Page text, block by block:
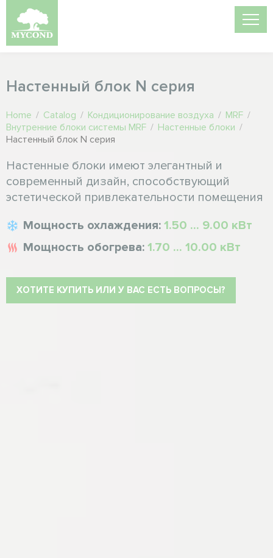
Настенный блок N серия
Home / Catalog / Кондиционирование воздуха / MRF /
Внутренние блоки системы MRF / Настенные блоки /
Настенный блок N серия
Настенные блоки имеют элегантный и
современный дизайн, способствующий
эстетической привлекательности помещения
Мощность охлаждения: 1.50 ... 9.00 кВт
Мощность обогрева: 1.70 ... 10.00 кВт
ХОТИТЕ КУПИТЬ ИЛИ У ВАС ЕСТЬ ВОПРОСЫ?